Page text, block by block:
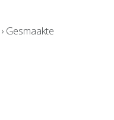
› Gesmaakte